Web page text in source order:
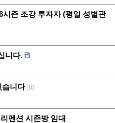
즌 조강 투자자 (평일 성별관
니다.
습니다 [8]
펜션 시즌방 임대